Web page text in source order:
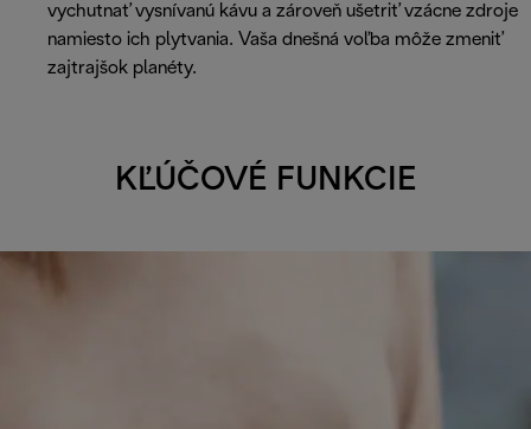
vychutnať vysnívanú kávu a zároveň ušetriť vzácne zdroje
namiesto ich plytvania. Vaša dnešná voľba môže zmeniť
zajtrajšok planéty.
KĽÚČOVÉ FUNKCIE